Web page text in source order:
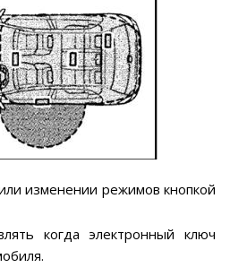
изменении режимов кнопкой
когда электронный ключ